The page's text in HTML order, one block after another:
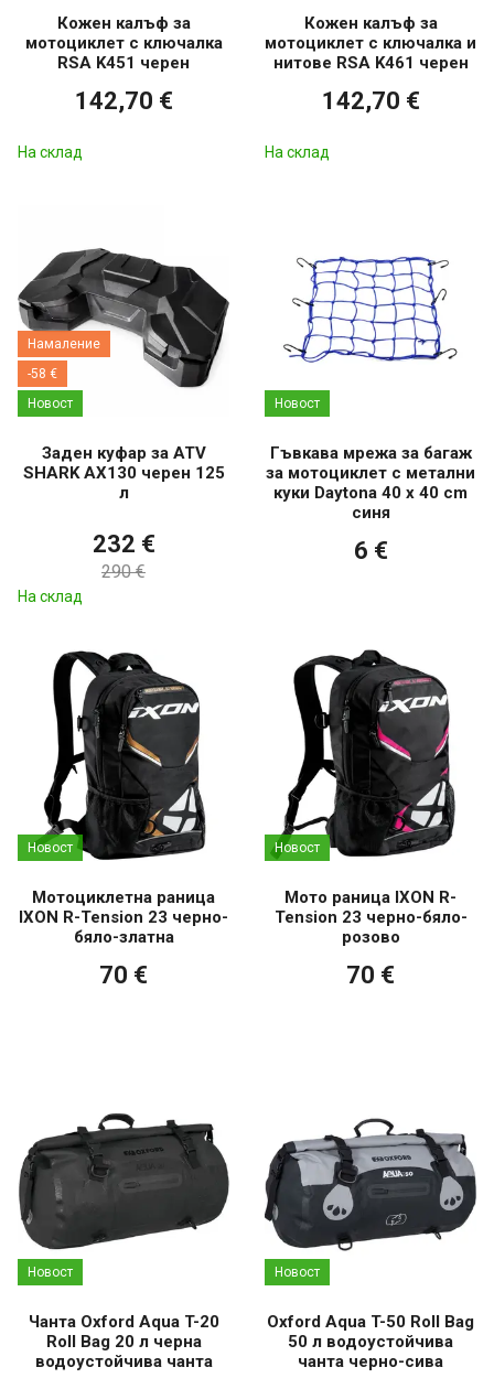
Кожен калъф за
мотоциклет с ключалка
RSA K451 черен
142,70 €
На склад
Кожен калъф за
мотоциклет с ключалка и
нитове RSA K461 черен
142,70 €
На склад
Намаление
-58 €
Новост
Заден куфар за ATV
SHARK AX130 черен 125
л
232 €
290 €
На склад
Новост
Гъвкава мрежа за багаж
за мотоциклет с метални
куки Daytona 40 x 40 cm
синя
6 €
Новост
Мотоциклетна раница
IXON R-Tension 23 черно-
бяло-златна
70 €
Новост
Мото раница IXON R-
Tension 23 черно-бяло-
розово
70 €
Новост
Чанта Oxford Aqua T-20
Roll Bag 20 л черна
водоустойчива чанта
Новост
Oxford Aqua T-50 Roll Bag
50 л водоустойчива
чанта черно-сива